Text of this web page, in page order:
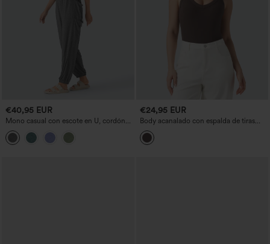
€40,95 EUR
Mono casual con escote en U, cordón
ajustable y bolsillos
€24,95 EUR
Body acanalado con espalda de tiras
cruzadas, escote en V, sin mangas,
entallado y de estilo casual